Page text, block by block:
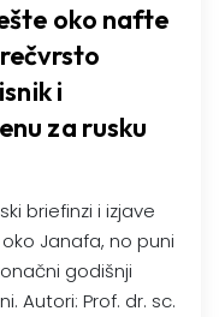
oko nafte
i
za rusku
briefinzi i izjave
Janafa, no puni
godišnji
Autori: Prof. dr. sc.